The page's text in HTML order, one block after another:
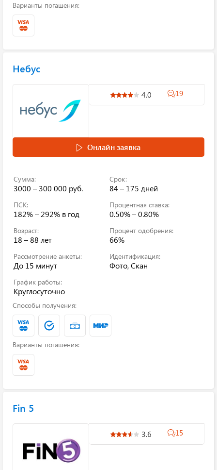
Варианты погашения:
Небус
4.0 19
Онлайн заявка
Сумма:
3000 – 300 000 руб.
Срок:
84 – 175 дней
ПСК:
182% – 292% в год
Процентная ставка:
0.50% – 0.80%
Возраст:
18 – 88 лет
Процент одобрения:
66%
Рассмотрение анкеты:
До 15 минут
Идентификация:
Фото, Скан
График работы:
Круглосуточно
Способы получения:
Варианты погашения:
Fin 5
3.6 15